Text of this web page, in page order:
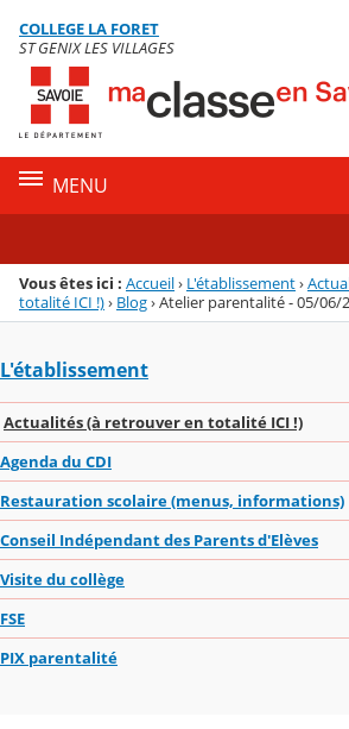
Menu de la rubrique
Contenu
COLLEGE LA FORET
ST GENIX LES VILLAGES
MENU
Vous êtes ici : Accueil› L'établissement›
totalité ICI !)› Blog›Atelier parentalité - 05/06/
L'établissement
Actualités (à retrouver en totalité ICI !)
Agenda du CDI
Restauration scolaire (menus, informations)
Conseil Indépendant des Parents d'Elèves
Visite du collège
FSE
PIX parentalité